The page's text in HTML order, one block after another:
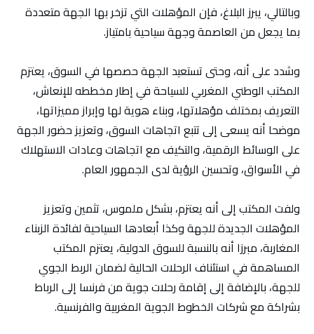
وبالتالي، يبرز البلاغ، فإن المؤهلات التي تزخر بها الجهة متعددة
بما يجعل من العاصمة وجهة سياحية بامتياز.
وشدد على أنه، وحتى تستعيد الجهة حصصها في السوق، يعتزم
المكتب الوطني المغربي للسياحة في إطار مخططه للإنعاش،
التعريف بمختلف مؤهلاتها، وبناء هوية لها وإبراز مميزاتها،
موضحا أنه يسعى إلى تتبع اتجاهات السوق، وتعزيز حضور الجهة
على الوسائط الرقمية، والتكيف مع اتجاهات وعادات الاستهلاك
في الأسواق، وتحسين الرؤية لدى الجمهور العام.
ولفت المكتب إلى أنه يعتزم، بشكل ملموس، تثمين وتعزيز
المؤهلات الجديدة للجهة وكذا أبعادها السياحية لفائدة الزبناء
المغاربة، مبرزا أنه بالنسبة للسوق الدولية، يعتزم المكتب
المساهمة في استئناف الرحلات الحالية لضمان الربط الجوي
للجهة، بالإضافة إلى إقامة رحلات جوية من فرنسا إلى الرباط
بشراكة مع شركات الخطوط الجوية المغربية والفرنسية.